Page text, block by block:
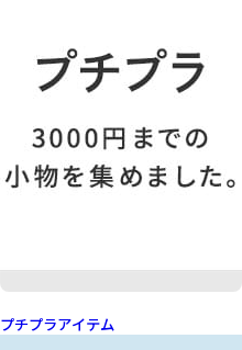
プチプラアイテム